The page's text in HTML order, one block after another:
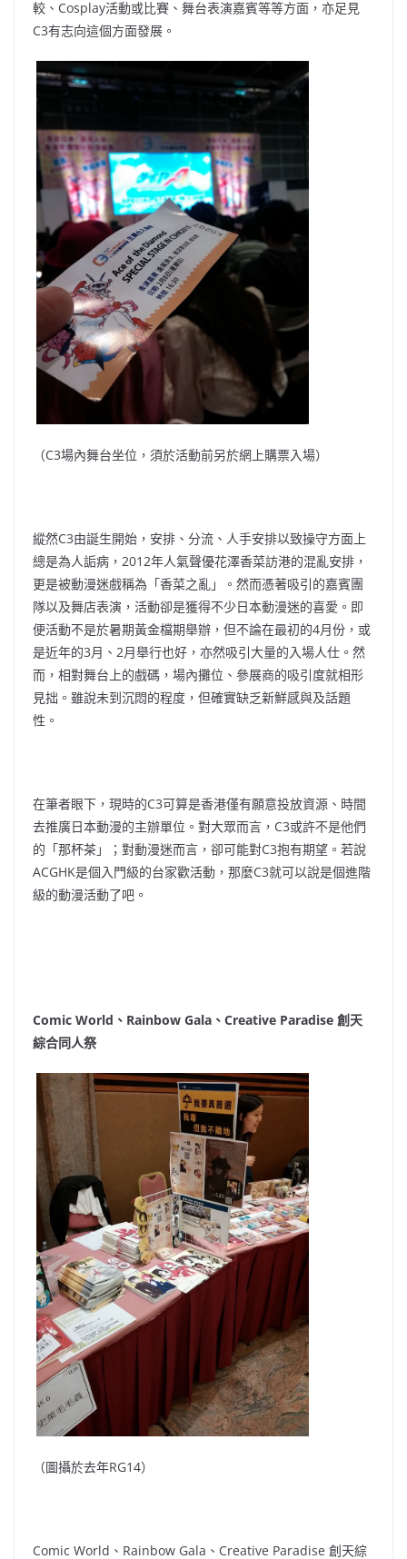
較、Cosplay活動或比賽、舞台表演嘉賓等等方面，亦足見
C3有志向這個方面發展。
（C3場內舞台坐位，須於活動前另於網上購票入場）
縱然C3由誕生開始，安排、分流、人手安排以致操守方面上
總是為人詬病，2012年人氣聲優花澤香菜訪港的混亂安排，
更是被動漫迷戲稱為「香菜之亂」。然而憑著吸引的嘉賓團
隊以及舞店表演，活動卻是獲得不少日本動漫迷的喜愛。即
便活動不是於暑期黃金檔期舉辦，但不論在最初的4月份，或
是近年的3月、2月舉行也好，亦然吸引大量的入場人仕。然
而，相對舞台上的戲碼，場內攤位、參展商的吸引度就相形
見拙。雖說未到沉悶的程度，但確實缺乏新鮮感與及話題
性。
在筆者眼下，現時的C3可算是香港僅有願意投放資源、時間
去推廣日本動漫的主辦單位。對大眾而言，C3或許不是他們
的「那杯茶」；對動漫迷而言，卻可能對C3抱有期望。若說
ACGHK是個入門級的台家歡活動，那麼C3就可以說是個進階
級的動漫活動了吧。
Comic World、Rainbow Gala、Creative Paradise 創天
綜合同人祭
（圖攝於去年RG14）
Comic World、Rainbow Gala、Creative Paradise 創天綜